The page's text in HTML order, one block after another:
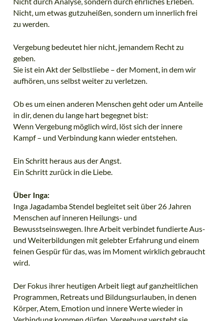
Nicht, um etwas gutzuheißen, sondern um innerlich frei
zu werden.
Vergebung bedeutet hier nicht, jemandem Recht zu
geben.
Sie ist ein Akt der Selbstliebe – der Moment, in dem wir
aufhören, uns selbst weiter zu verletzen.
Ob es um einen anderen Menschen geht oder um Anteile
in dir, denen du lange hart begegnet bist:
Wenn Vergebung möglich wird, löst sich der innere
Kampf – und Verbindung kann wieder entstehen.
Ein Schritt heraus aus der Angst.
Ein Schritt zurück in die Liebe.
Über Inga:
Inga Jagadamba Stendel begleitet seit über 26 Jahren
Menschen auf inneren Heilungs- und
Bewusstseinswegen. Ihre Arbeit verbindet fundierte Aus-
und Weiterbildungen mit gelebter Erfahrung und einem
feinen Gespür für das, was im Moment wirklich gebraucht
wird.
Der Fokus ihrer heutigen Arbeit liegt auf ganzheitlichen
Programmen, Retreats und Bildungsurlauben, in denen
Körper, Atem, Emotion und innere Werte wieder in